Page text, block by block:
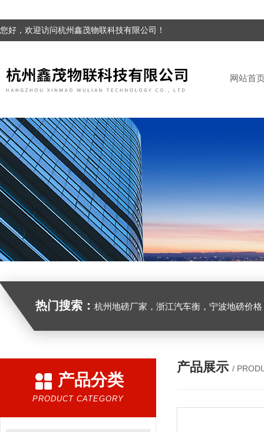
您好，欢迎访问杭州鑫茂物联科技有限公司！
网站首
热门搜索： 杭州地磅厂家，浙江汽车衡，宁波地磅价格，浙江地
产品分类
PRODUCT CATEGORY
产品展示 /